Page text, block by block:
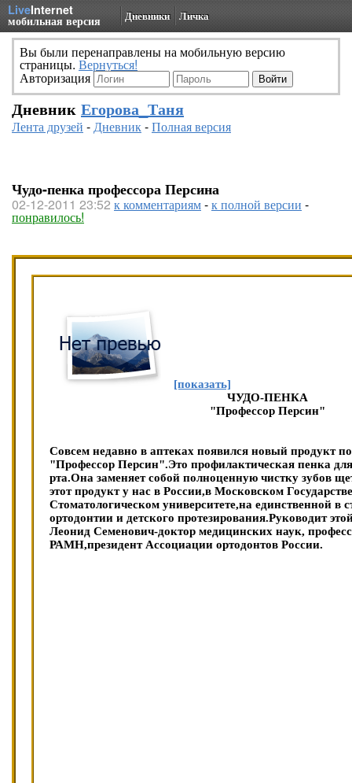
LiveInternet
мобильная версия Дневники Личка
Вы были перенаправлены на мобильную версию
страницы. Вернуться!
Авторизация
Дневник Егорова_Таня
Лента друзей -Дневник-Полная версия
Чудо-пенка профессора Персина
02-12-2011 23:52 к комментариям-к полной версии -
понравилось!
[показать]
ЧУДО-ПЕНКА
"Профессор Персин"
Совсем недавно в аптеках появился новый продукт
"Профессор Персин".Это профилактическая пенка
рта.Она заменяет собой полноценную чистку зубов
этот продукт у нас в России,в Московском
Стоматологическом университете,на единственной в
ортодонтии и детского протезирования.Руководит
Леонид Семенович-доктор медицинских наук,
РАМН,президент Ассоциации ортодонтов России.